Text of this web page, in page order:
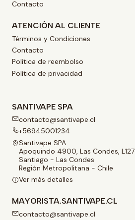
Contacto
ATENCIÓN AL CLIENTE
Términos y Condiciones
Contacto
Política de reembolso
Política de privacidad
SANTIVAPE SPA
contacto@santivape.cl
+56945001234
Santivape SPA
Apoquindo 4900, Las Condes, L127
Santiago - Las Condes
Región Metropolitana - Chile
Ver más detalles
MAYORISTA.SANTIVAPE.CL
contacto@santivape.cl